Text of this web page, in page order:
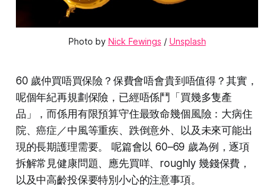
Photo by Nick Fewings / Unsplash
60 歲仲買唔買保險？保費會唔會貴到唔值得？其實，
呢個年紀再規劃保險，已經唔係鬥「買幾多隻產
品」，而係用有限預算守住最致命幾個風險：大病住
院、癌症／中風等重疾、跌倒意外、以及未來可能出
現的長期護理需要。 呢篇會以 60–69 歲為例，逐項
拆解常見健康問題、應先買咩、roughly 幾錢保費，
以及中高齡投保要特別小心的注意事項。